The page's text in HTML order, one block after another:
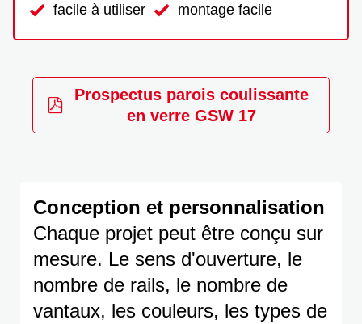
facile à utiliser
montage facile
Prospectus parois coulissante
en verre GSW 17
Conception et personnalisation
Chaque projet peut être conçu sur
mesure. Le sens d'ouverture, le
nombre de rails, le nombre de
vantaux, les couleurs, les types de